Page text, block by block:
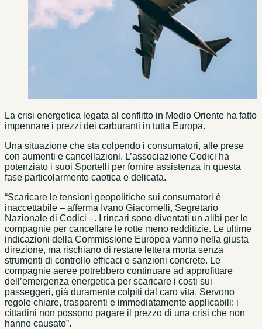
La crisi energetica legata al conflitto in Medio Oriente ha fatto
impennare i prezzi dei carburanti in tutta Europa.
Una situazione che sta colpendo i consumatori, alle prese
con aumenti e cancellazioni. L’associazione Codici ha
potenziato i suoi Sportelli per fornire assistenza in questa
fase particolarmente caotica e delicata.
“Scaricare le tensioni geopolitiche sui consumatori è
inaccettabile – afferma Ivano Giacomelli, Segretario
Nazionale di Codici –. I rincari sono diventati un alibi per le
compagnie per cancellare le rotte meno redditizie. Le ultime
indicazioni della Commissione Europea vanno nella giusta
direzione, ma rischiano di restare lettera morta senza
strumenti di controllo efficaci e sanzioni concrete. Le
compagnie aeree potrebbero continuare ad approfittare
dell’emergenza energetica per scaricare i costi sui
passeggeri, già duramente colpiti dal caro vita. Servono
regole chiare, trasparenti e immediatamente applicabili: i
cittadini non possono pagare il prezzo di una crisi che non
hanno causato”.